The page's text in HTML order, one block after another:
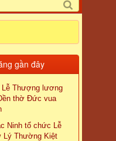
gần đây
Lễ Thượng lương
thờ Đức vua
Ninh tổ chức Lễ
Lý Thường Kiệt